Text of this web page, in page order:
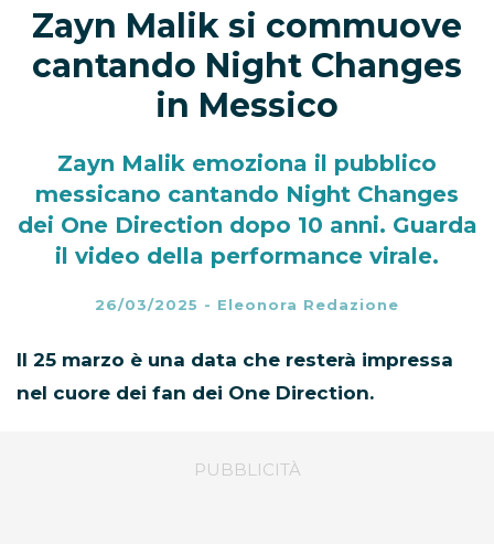
Zayn Malik si commuove
cantando Night Changes
in Messico
Zayn Malik emoziona il pubblico
messicano cantando Night Changes
dei One Direction dopo 10 anni. Guarda
il video della performance virale.
26/03/2025 - Eleonora Redazione
Il 25 marzo è una data che resterà impressa
nel cuore dei fan dei One Direction.